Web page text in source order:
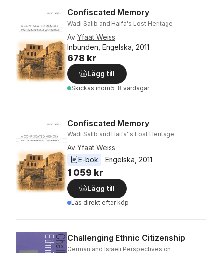
Confiscated Memory
Wadi Salib and Haifa's Lost Heritage
Av Yfaat Weiss
Inbunden, Engelska, 2011
678 kr
Lägg till
Skickas inom 5-8 vardagar
Confiscated Memory
Wadi Salib and Haifa''s Lost Heritage
Av Yfaat Weiss
E-bok
Engelska 2011
1 059 kr
Lägg till
Läs direkt efter köp
Challenging Ethnic Citizenship
German and Israeli Perspectives on